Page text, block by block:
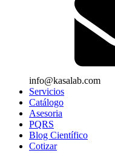
info@kasalab.com
Servicios
Catálogo
Asesoria
PQRS
Blog Científico
Cotizar